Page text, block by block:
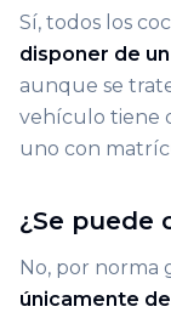
Sí, todos los
disponer de
aunque se
vehículo tiene
uno con
¿Se puede
No, por norma
únicamente